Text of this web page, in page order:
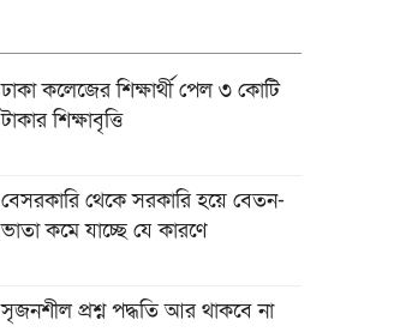
ঢাকা কলেজের শিক্ষার্থী পেল ৩ কোটি
টাকার শিক্ষাবৃত্তি
বেসরকারি থেকে সরকারি হয়ে বেতন-
ভাতা কমে যাচ্ছে যে কারণে
সৃজনশীল প্রশ্ন পদ্ধতি আর থাকবে না